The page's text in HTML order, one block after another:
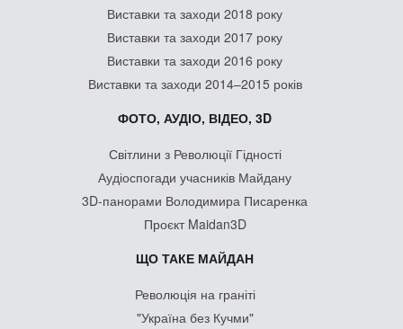
Виставки та заходи 2018 року
Виставки та заходи 2017 року
Виставки та заходи 2016 року
Виставки та заходи 2014–2015 років
ФОТО, АУДІО, ВІДЕО, 3D
Світлини з Революції Гідності
Аудіоспогади учасників Майдану
3D-панорами Володимира Писаренка
Проєкт Maidan3D
ЩО ТАКЕ МАЙДАН
Революція на граніті
"Україна без Кучми"